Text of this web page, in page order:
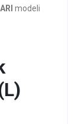
modeli